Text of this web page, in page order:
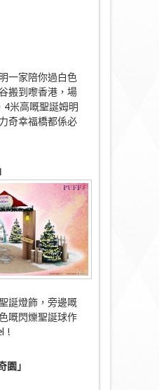
一家陪你過白色
搬到嚟香港，場
4米高嘅聖誕姆明
奇幸福橋都係必
誕燈飾，旁邊嘅
嘅閃爍聖誕球作
!
園」